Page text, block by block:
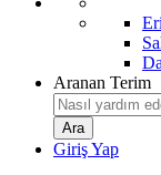
Aranan Terim
Giriş Yap